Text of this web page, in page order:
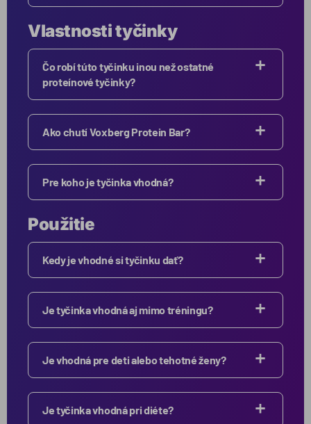
Vlastnosti tyčinky
Čo robí túto tyčinku inou než ostatné
proteínové tyčinky?
Ako chutí Voxberg Protein Bar?
Pre koho je tyčinka vhodná?
Použitie
Kedy je vhodné si tyčinku dať?
Je tyčinka vhodná aj mimo tréningu?
Je vhodná pre deti alebo tehotné ženy?
Je tyčinka vhodná pri diéte?